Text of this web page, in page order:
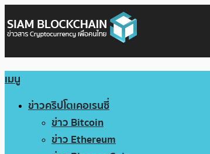
เมนู
ข่าวคริปโตเคอเรนซี่
ข่าว Bitcoin
ข่าว Ethereum